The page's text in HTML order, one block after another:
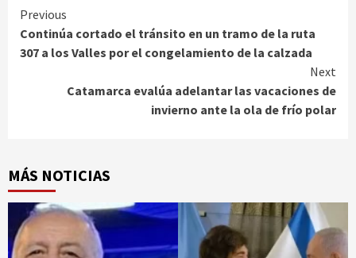
Continue
Reading
Previous
Continúa cortado el tránsito en un tramo de la ruta
307 a los Valles por el congelamiento de la calzada
Next
Catamarca evalúa adelantar las vacaciones de
invierno ante la ola de frío polar
MÁS NOTICIAS